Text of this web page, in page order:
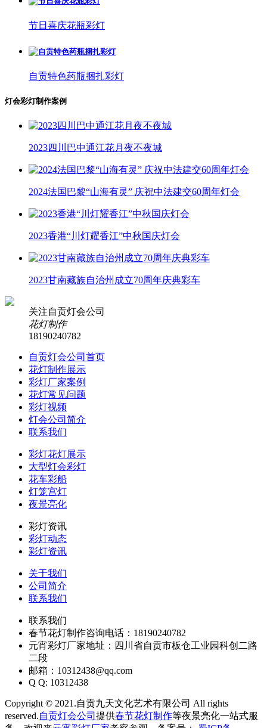
节日喜庆花瓶彩灯
自贡特色药瓶捆扎彩灯
灯会彩灯制作案例
2023四川巴中通江花月夜不夜城
2024法国巴黎“山海有灵” 庆祝中法建交60周年灯会
2023香港“川灯耀香江”中秋国庆灯会
2023甘南藏族自治州成立70周年庆典彩车
关注自贡灯会公司
花灯制作
18190240782
自贡灯会公司首页
花灯制作展示
彩灯厂家案例
花灯常见问题
彩灯视频
灯会公司简介
联系我们
彩灯花灯展示
大型灯会彩灯
花车彩船
灯笼宫灯
夜景亮化
彩灯资讯
彩灯动态
彩灯资讯
关于我们
公司简介
联系我们
联系我们
春节花灯制作咨询电话：18190240782
元宵彩灯厂家地址：四川省自贡市板仓工业园科创二路
二段
邮箱：10312438@qq.com
Q Q: 10312438
Copyright © 2021.自贡九天文化艺术有限公司 All rights
reserved.自贡灯会公司 提供春节花灯制作等夜景亮化一站式服